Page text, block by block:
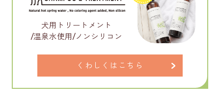
犬用トリートメント
/温泉水使用/ノンシリコン
くわしくはこちら